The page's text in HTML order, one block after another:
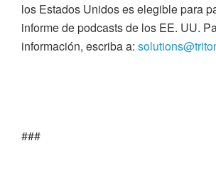
los Estados Unidos es elegible para
informe de podcasts de los EE. UU.
información, escriba a:
###